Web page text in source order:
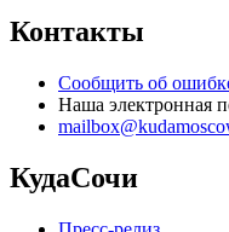
Контакты
Сообщить об
Наша электронная
КудаСочи